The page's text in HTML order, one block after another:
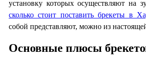
установку которых осуществляют на
сколько стоит поставить брекеты в
собой представляют, можно из
Основные плюсы